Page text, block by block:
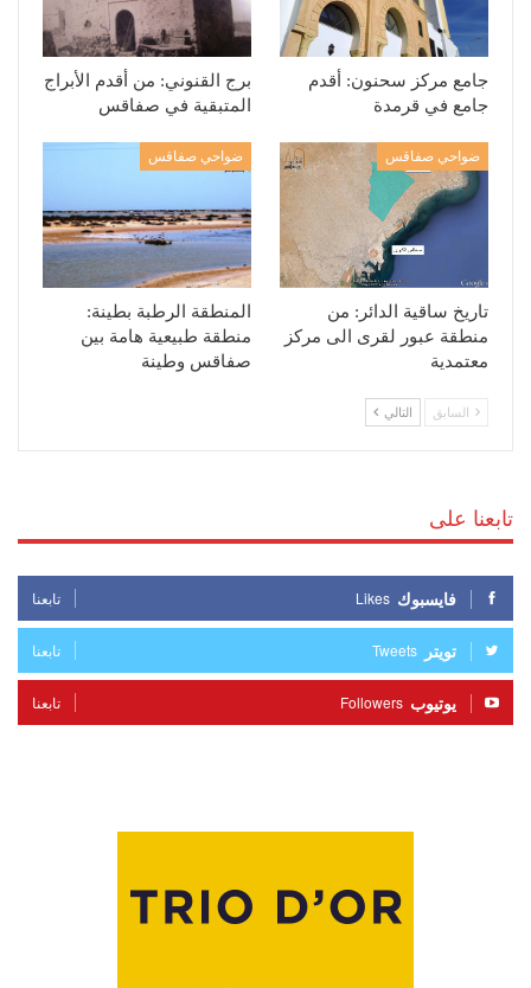
جامع مركز سحنون: أقدم
جامع في قرمدة
برج القنوني: من أقدم الأبراج
المتبقية في صفاقس
ضواحي صفاقس
تاريخ ساقية الدائر: من
منطقة عبور لقرى الى مركز
معتمدية
ضواحي صفاقس
المنطقة الرطبة بطينة:
منطقة طبيعية هامة بين
صفاقس وطينة
السابق التالي
تابعنا على
فايسبوك Likes تابعنا
تويتر Tweets تابعنا
يوتيوب Followers تابعنا